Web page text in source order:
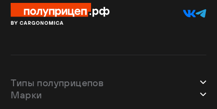
Типы полуприцепов
Шторные
Марки